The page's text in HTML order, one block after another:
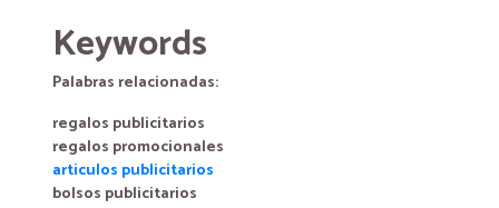
Keywords
Palabras relacionadas:
regalos publicitarios
regalos promocionales
articulos publicitarios
bolsos publicitarios